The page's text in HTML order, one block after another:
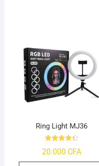
Ring Light MJ36
4.39
20.000 CFA